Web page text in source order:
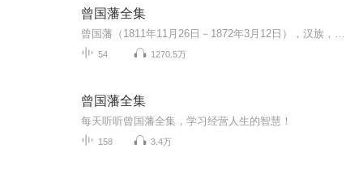
曾国藩全集
54 1270.5万
曾国藩全集
每天听听曾国藩全集，学习经营人生的智慧！
158 3.4万